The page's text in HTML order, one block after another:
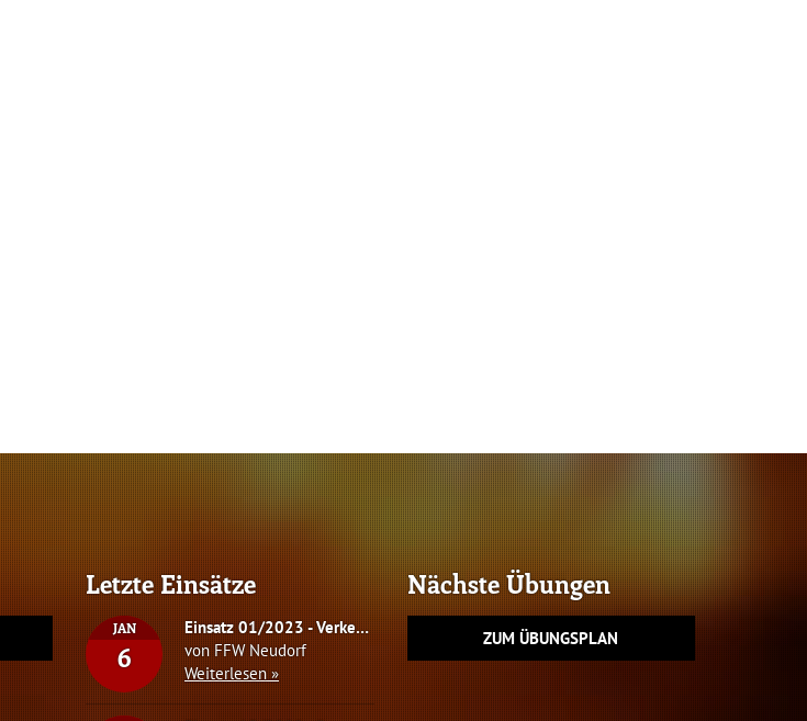
Letzte Einsätze
JAN
6
Einsatz 01/2023 - Verkehrsunfall THL 3, Person eingeklemmt
von FFW Neudorf
Weiterlesen »
Nächste Übungen
ZUM ÜBUNGSPLAN